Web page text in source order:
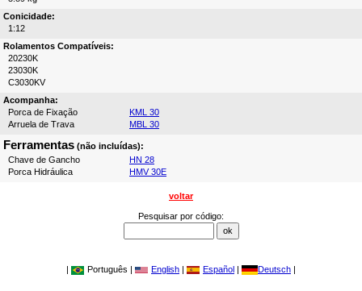
Conicidade:
1:12
Rolamentos Compatíveis:
20230K
23030K
C3030KV
Acompanha:
Porca de Fixação
KML 30
Arruela de Trava
MBL 30
Ferramentas (não incluídas):
Chave de Gancho
HN 28
Porca Hidráulica
HMV 30E
voltar
Pesquisar por código:
| Português | English | Español | Deutsch |